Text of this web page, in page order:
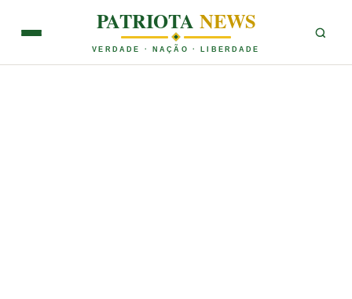
PATRIOTANEWS
VERDADE · NAÇÃO · LIBERDADE